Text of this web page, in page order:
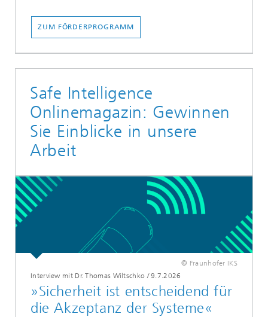
ZUM FÖRDERPROGRAMM
Safe Intelligence
Onlinemagazin: Gewinnen
Sie Einblicke in unsere
Arbeit
© Fraunhofer IKS
Interview mit Dr. Thomas Wiltschko /9.7.2026
»Sicherheit ist entscheidend für
die Akzeptanz der Systeme«